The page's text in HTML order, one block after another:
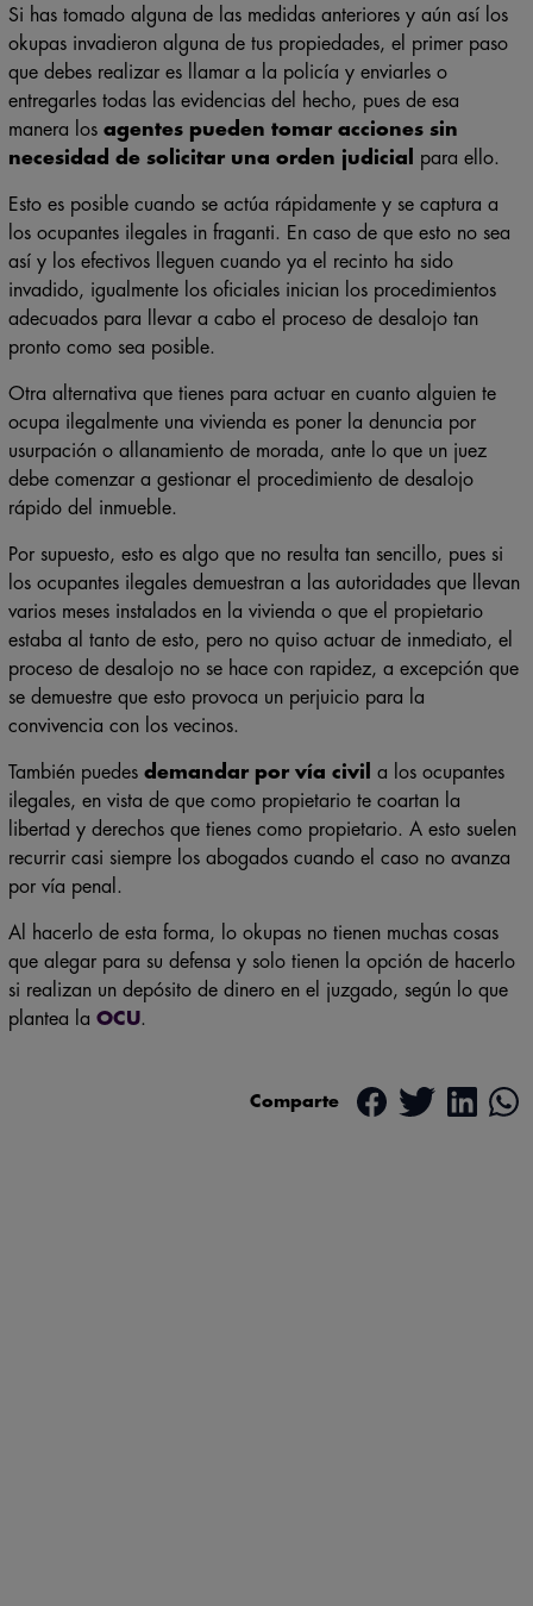
Si has tomado alguna de las medidas anteriores y aún así los
okupas invadieron alguna de tus propiedades, el primer paso
que debes realizar es llamar a la policía y enviarles o
entregarles todas las evidencias del hecho, pues de esa
manera los agentes pueden tomar acciones sin
necesidad de solicitar una orden judicial
para ello.
Esto es posible cuando se actúa rápidamente y se captura a
los ocupantes ilegales in fraganti. En caso de que esto no sea
así y los efectivos lleguen cuando ya el recinto ha sido
invadido, igualmente los oficiales inician los procedimientos
adecuados para llevar a cabo el proceso de desalojo tan
pronto como sea posible.
Otra alternativa que tienes para actuar en cuanto alguien te
ocupa ilegalmente una vivienda es poner la denuncia por
usurpación o allanamiento de morada, ante lo que un juez
debe comenzar a gestionar el procedimiento de desalojo
rápido del inmueble.
Por supuesto, esto es algo que no resulta tan sencillo, pues si
los ocupantes ilegales demuestran a las autoridades que llevan
varios meses instalados en la vivienda o que el propietario
estaba al tanto de esto, pero no quiso actuar de inmediato, el
proceso de desalojo no se hace con rapidez, a excepción que
se demuestre que esto provoca un perjuicio para la
convivencia con los vecinos.
También puedes demandar por vía civil
a los ocupantes
ilegales, en vista de que como propietario te coartan la
libertad y derechos que tienes como propietario. A esto suelen
recurrir casi siempre los abogados cuando el caso no avanza
por vía penal.
Al hacerlo de esta forma, lo okupas no tienen muchas cosas
que alegar para su defensa y solo tienen la opción de hacerlo
si realizan un depósito de dinero en el juzgado, según lo que
plantea la OCU.
Comparte